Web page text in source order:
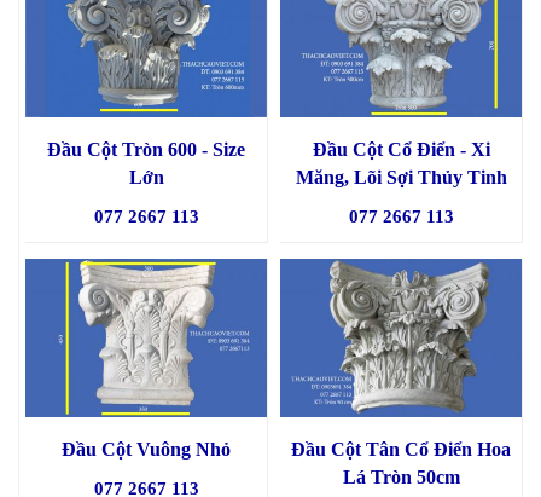
Đầu Cột Tròn 600 - Size
Lớn
077 2667 113
Đầu Cột Cổ Điển - Xi
Măng, Lõi Sợi Thủy Tinh
077 2667 113
Đầu Cột Vuông Nhỏ
077 2667 113
Đầu Cột Tân Cổ Điển Hoa
Lá Tròn 50cm